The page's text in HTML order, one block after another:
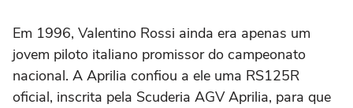
Em 1996, Valentino Rossi ainda era apenas um
jovem piloto italiano promissor do campeonato
nacional. A Aprilia confiou a ele uma RS125R
oficial, inscrita pela Scuderia AGV Aprilia, para que